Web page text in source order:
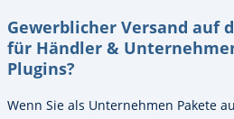
Gewerblicher Versand auf
für Händler &
Plugins?
Wenn Sie als Unternehmen Pakete